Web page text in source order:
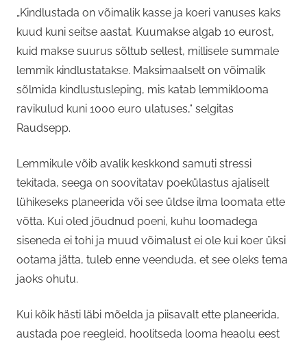
„Kindlustada on võimalik kasse ja koeri vanuses kaks
kuud kuni seitse aastat. Kuumakse algab 10 eurost,
kuid makse suurus sõltub sellest, millisele summale
lemmik kindlustatakse. Maksimaalselt on võimalik
sõlmida kindlustusleping, mis katab lemmiklooma
ravikulud kuni 1000 euro ulatuses,“ selgitas
Raudsepp.
Lemmikule võib avalik keskkond samuti stressi
tekitada, seega on soovitatav poekülastus ajaliselt
lühikeseks planeerida või see üldse ilma loomata ette
võtta. Kui oled jõudnud poeni, kuhu loomadega
siseneda ei tohi ja muud võimalust ei ole kui koer üksi
ootama jätta, tuleb enne veenduda, et see oleks tema
jaoks ohutu.
Kui kõik hästi läbi mõelda ja piisavalt ette planeerida,
austada poe reegleid, hoolitseda looma heaolu eest